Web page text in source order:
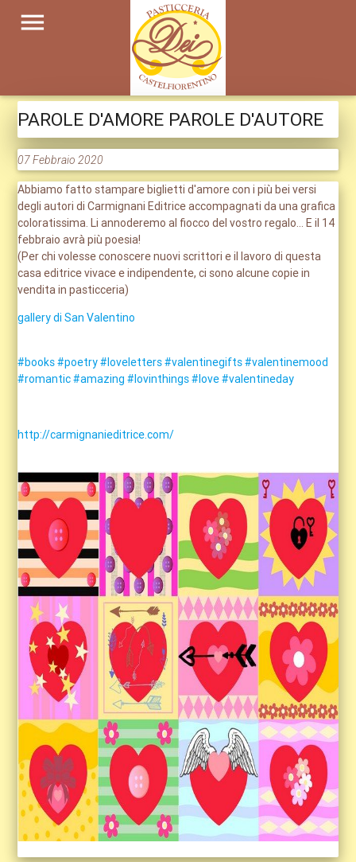
menu
PAROLE D'AMORE PAROLE D'AUTORE
07 Febbraio 2020
Abbiamo fatto stampare biglietti d'amore con i più bei versi
degli autori di Carmignani Editrice accompagnati da una grafica
coloratissima. Li annoderemo al fiocco del vostro regalo... E il 14
febbraio avrà più poesia!
(Per chi volesse conoscere nuovi scrittori e il lavoro di questa
casa editrice vivace e indipendente, ci sono alcune copie in
vendita in pasticceria)
gallery di San Valentino
#books#poetry#loveletters#valentinegifts#valentinemood
#romantic#amazing #lovinthings#love#valentineday
http://carmignanieditrice.com/